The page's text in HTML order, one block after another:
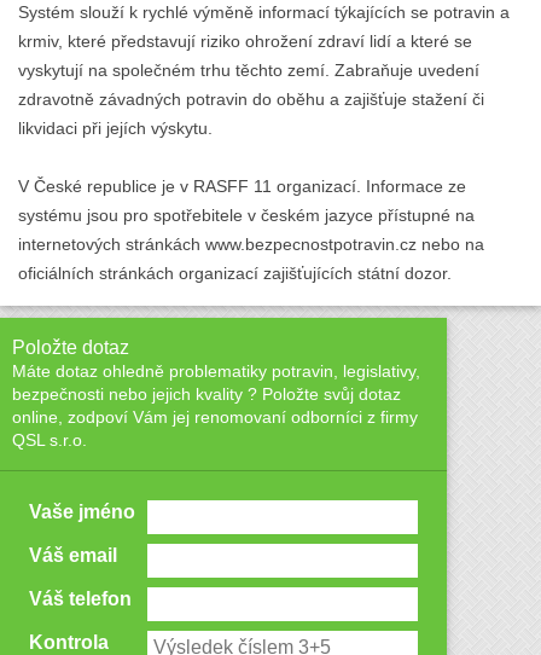
Systém slouží k rychlé výměně informací týkajících se potravin a
krmiv, které představují riziko ohrožení zdraví lidí a které se
vyskytují na společném trhu těchto zemí. Zabraňuje uvedení
zdravotně závadných potravin do oběhu a zajišťuje stažení či
likvidaci při jejích výskytu.
V České republice je v RASFF 11 organizací. Informace ze
systému jsou pro spotřebitele v českém jazyce přístupné na
internetových stránkách www.bezpecnostpotravin.cz nebo na
oficiálních stránkách organizací zajišťujících státní dozor.
Položte dotaz
Máte dotaz ohledně problematiky potravin, legislativy,
bezpečnosti nebo jejich kvality ? Položte svůj dotaz
online, zodpoví Vám jej renomovaní odborníci z firmy
QSL s.r.o.
Vaše jméno
Váš email
Váš telefon
Kontrola